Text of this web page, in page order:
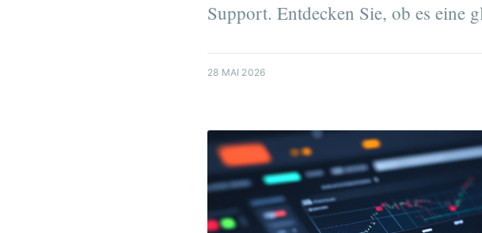
Support. Entdecken Sie, ob es eine
28 MAI 2026